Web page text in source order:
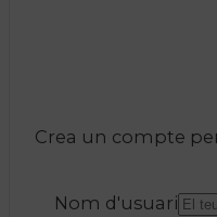
Crea un compte
Nom d'usuari